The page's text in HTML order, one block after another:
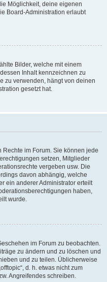
Möglichkeit, deine eigenen
Board-Administration erlaubt
Bilder, welche mit einem
Inhalt kennzeichnen zu
zu verwenden, hängt von deinen
gesetzt hat.
im Forum. Sie können jede
setzen, Mitglieder
vergeben usw. Die
davon abhängig, welche
ein anderer Administrator erteilt
haben,
wurde.
im Forum zu beobachten.
zu ändern und zu löschen und
und zu teilen. Üblicherweise
d. h. etwas nicht zum
Angreifendes schreiben.